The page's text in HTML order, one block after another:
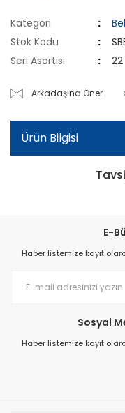
Kategori
Stok Kodu
Seri Asortisi
Arkadaşına Öner
Ürün Bilgisi
E-
Haber listemize kayıt
Sosyal
Haber listemize kayıt